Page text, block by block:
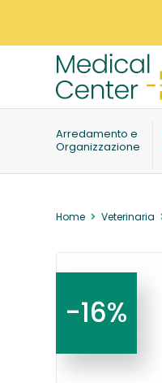
Arredamento e
Organizzazione
Home Veterinaria
-16%